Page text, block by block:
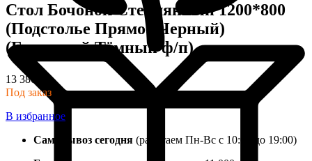
Стол Бочонок Стеклянный 1200*800
(Подстолье Прямое Черный)
(Греческий Тёмный ф/п)
13 380
Под заказ
В избранное
Самовывоз сегодня (работаем Пн-Вс с 10:00 до 19:00)